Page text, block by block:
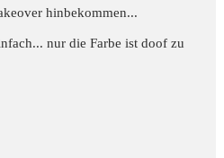
hinbekommen...
nur die Farbe ist doof zu